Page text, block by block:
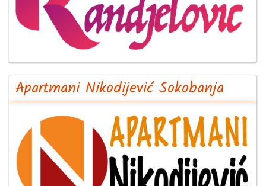
Apartmani Nikodijević Sokobanja